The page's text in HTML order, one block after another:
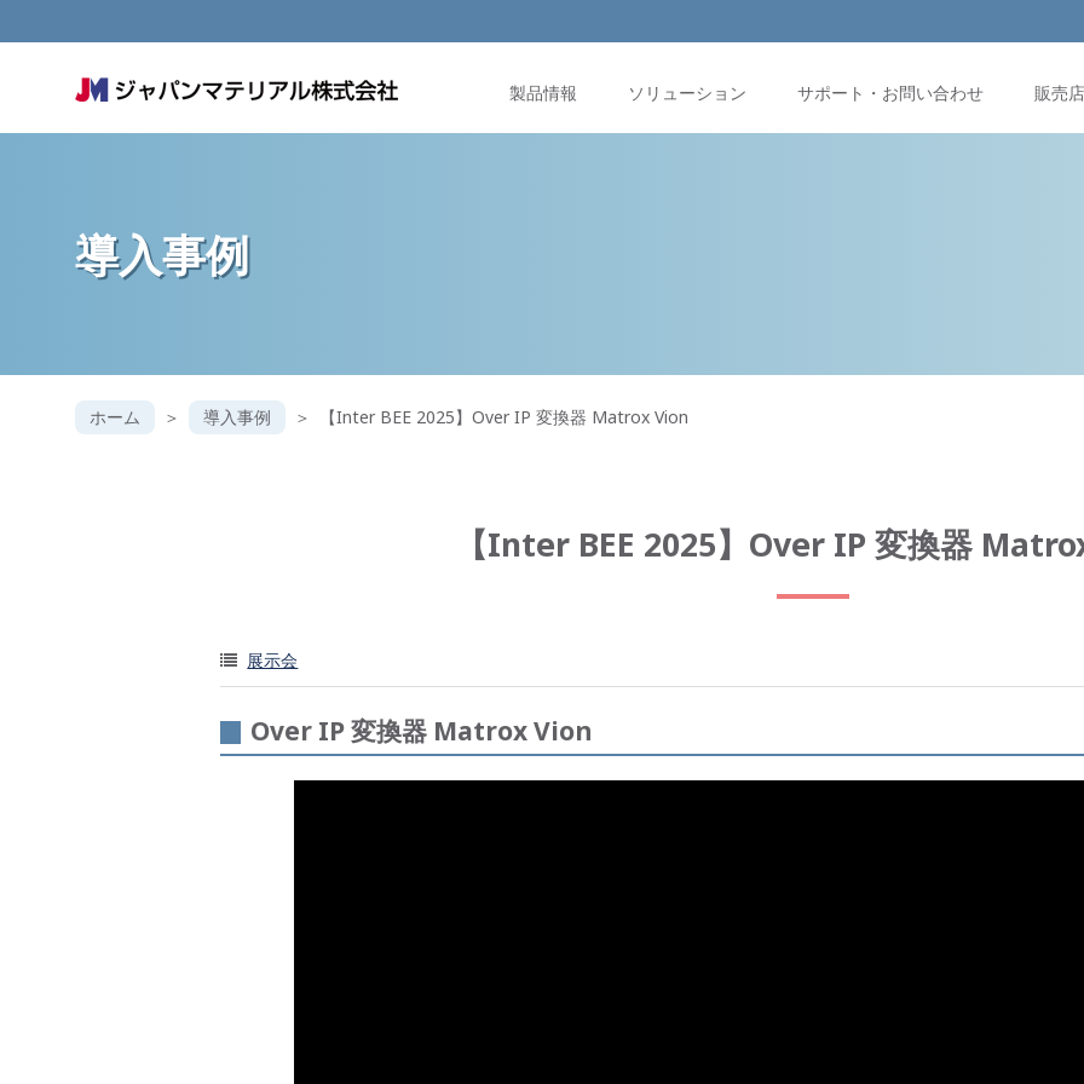
製品情報 ソリューション サポート・お問い合わせ 販売
導入事例
ホーム 導入事例 【Inter BEE 2025】Over IP 変換器 Matrox Vion
【Inter BEE 2025】Over IP 変換器
展示会
Over IP 変換器 Matrox Vion